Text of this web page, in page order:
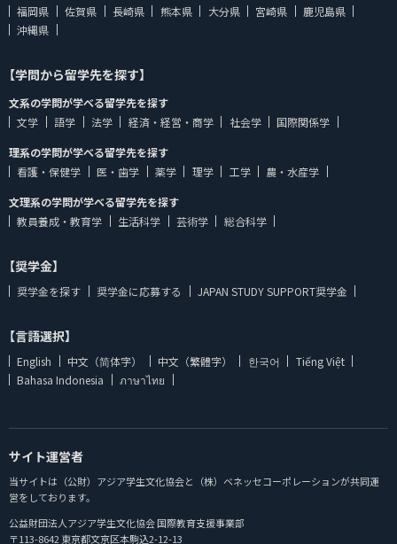
福岡県
佐賀県 長崎県 熊本県 大分県 宮崎県
鹿児島県
沖縄県
【学問から留学先を探す】
文系の学問が学べる留学先を探す
文学
語学 法学 経済・経営・商学 社会学
国際関係学
理系の学問が学べる留学先を探す
看護・保健学
医・歯学 薬学 理学 工学
農・水産学
文理系の学問が学べる留学先を探す
教員養成・教育学
生活科学 芸術学 総合科学
【奨学金】
奨学金を探す 奨学金に応募する JAPAN STUDY SUPPORT奨学金
【言語選択】
English 中文（简体字） 中文（繁體字） 한국어
Tiếng Việt
Bahasa Indonesia
ภาษาไทย
サイト運営者
当サイトは（公財）アジア学生文化協会と（株）ベネッセコーポレーションが共同運
営をしております。
公益財団法人アジア学生文化協会 国際教育支援事業部
〒113-8642 東京都文京区本駒込2-12-13